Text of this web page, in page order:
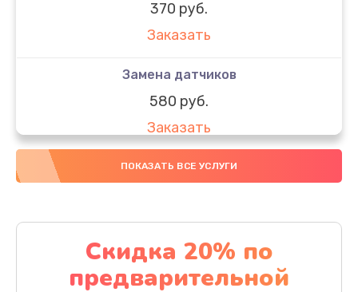
370 руб.
Заказать
Замена датчиков
580 руб.
Заказать
Комплексная чистка
Заказать
Замена дисплея (экрана)
2000 руб.
ПОКАЗАТЬ ВСЕ УСЛУГИ
Скидка 20% по
предварительной